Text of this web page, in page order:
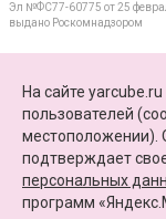
Эл №ФС77-60775 от 25
выдано Роскомнадзором
ПАРТНЕРЫ
КАРТА САЙТА
+7 (4852) 64-15-52
На сайте
пользователей
местоположении).
подтверждает
персональных
программ